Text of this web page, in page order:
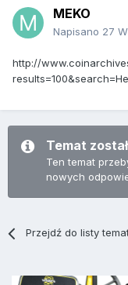
MEKO
Napisano 27
http://
Temat
Ten temat
nowych
Przejdź do listy